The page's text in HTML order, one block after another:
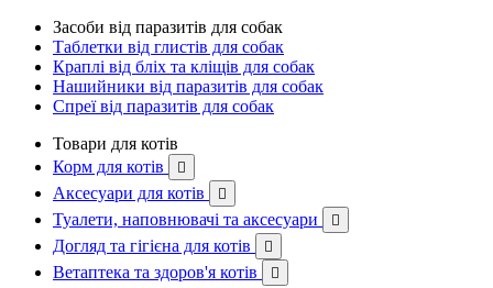
Засоби від паразитів для собак
Таблетки від глистів для собак
Краплі від бліх та кліщів для собак
Нашийники від паразитів для собак
Спреї від паразитів для собак
Товари для котів
Корм для котів

Аксесуари для котів 
Туалети, наповнювачі та аксесуари 
Догляд та гігієна для котів 
Ветаптека та здоров'я котів 